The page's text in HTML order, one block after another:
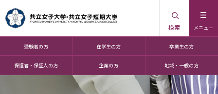
メニュー
検索
受験者の方 在学生の方 卒業生の方
保護者・保証人の方 企業の方 地域・一般の方